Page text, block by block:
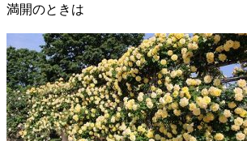
満開のときは